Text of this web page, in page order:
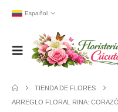
Español
TIENDA DE FLORES
ARREGLO FLORAL RINA: